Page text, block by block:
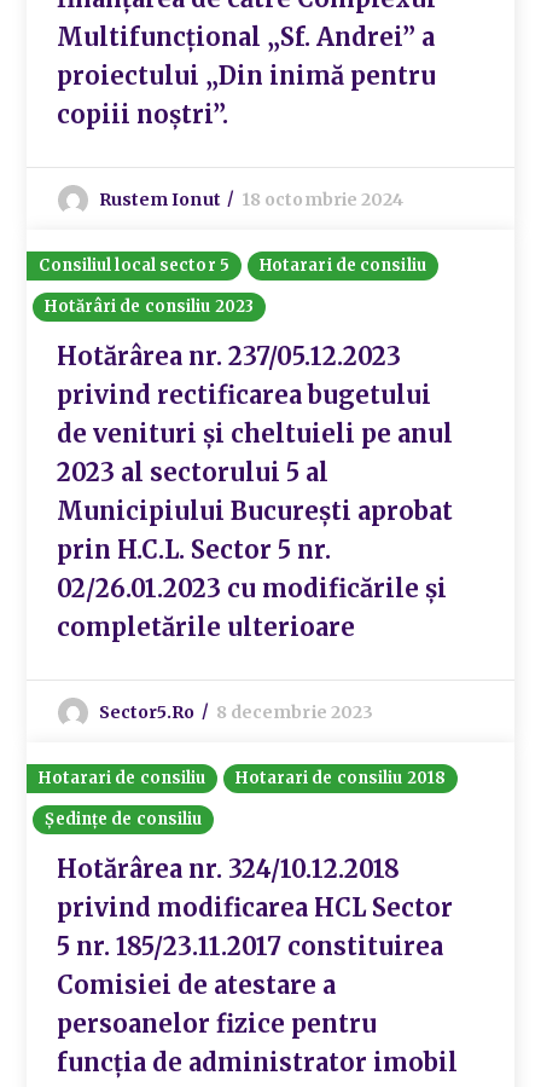
Multifuncțional „Sf. Andrei” a
proiectului „Din inimă pentru
copiii noștri”.
Rustem Ionut 18 octombrie 2024
Consiliul local sector 5
Hotarari de consiliu
Hotărâri de consiliu 2023
Hotărârea nr. 237/05.12.2023
privind rectificarea bugetului
de venituri și cheltuieli pe anul
2023 al sectorului 5 al
Municipiului București aprobat
prin H.C.L. Sector 5 nr.
02/26.01.2023 cu modificările și
completările ulterioare
Sector5.ro 8 decembrie 2023
Hotarari de consiliu
Hotarari de consiliu 2018
Ședințe de consiliu
Hotărârea nr. 324/10.12.2018
privind modificarea HCL Sector
5 nr. 185/23.11.2017 constituirea
Comisiei de atestare a
persoanelor fizice pentru
funcția de administrator imobil